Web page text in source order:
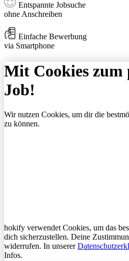
Entspannte Jobsuche
ohne Anschreiben
Einfache Bewerbung
via Smartphone
Mit Cookies zum
Job!
Wir nutzen Cookies, um dir die
zu können.
hokify verwendet Cookies, um das
dich sicherzustellen. Deine
widerrufen. In unserer
Infos.